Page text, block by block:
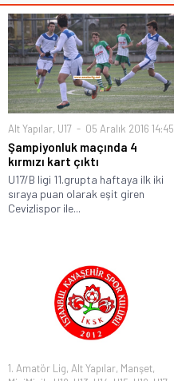
Alt Yapılar, U17 05 Aralık 2016 14:45
Şampiyonluk maçında 4
kırmızı kart çıktı
U17/B ligi 11.grupta haftaya ilk iki
sıraya puan olarak eşit giren
Cevizlispor ile...
1. Amatör Lig, Alt Yapılar, Manşet,